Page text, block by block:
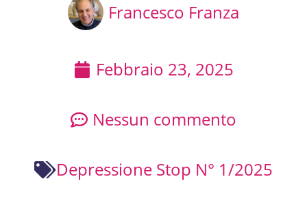
Francesco Franza
Febbraio 23, 2025
Nessun commento
Depressione Stop N° 1/2025